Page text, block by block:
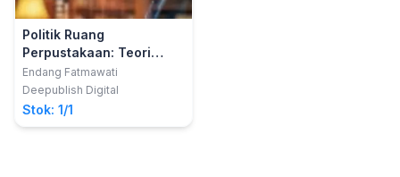
Politik Ruang
Perpustakaan: Teori
Ruang dan Pandangan
Digital Native atas
Perpustakaan Sebagai
Ruang Publik
Endang Fatmawati
Deepublish Digital
Stok: 1/1